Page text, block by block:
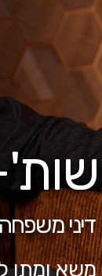
דיני משפחה
משאומתן